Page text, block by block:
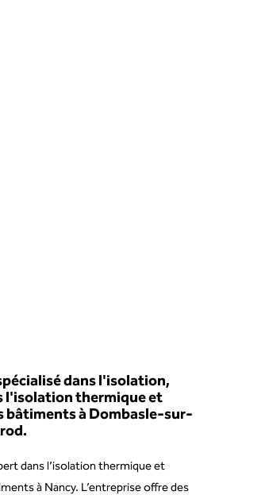
dans l'isolation,
l'isolation thermique et
bâtiments à Dombasle-sur-
dans l’isolation thermique et
à Nancy. L’entreprise offre des